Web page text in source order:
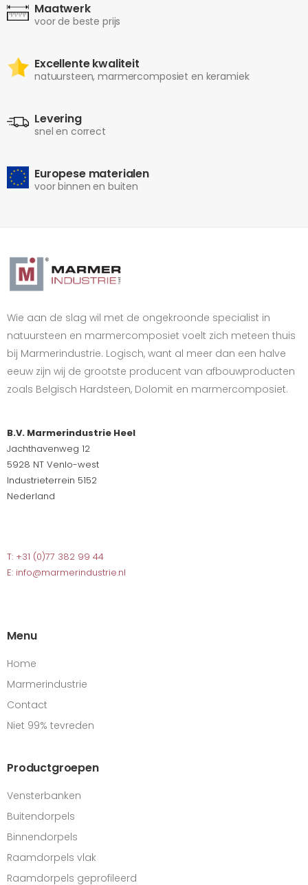
Maatwerk
voor de beste prijs
Excellente kwaliteit
natuursteen, marmercomposiet en keramiek
Levering
snel en correct
Europese materialen
voor binnen en buiten
Wie aan de slag wil met de ongekroonde specialist in
natuursteen en marmercomposiet voelt zich meteen thuis
bij Marmerindustrie. Logisch, want al meer dan een halve
eeuw zijn wij de grootste producent van afbouwproducten
zoals Belgisch Hardsteen, Dolomit en marmercomposiet.
B.V. Marmerindustrie Heel
Jachthavenweg 12
5928 NT Venlo-west
Industrieterrein 5152
Nederland
T: +31 (0)77 382 99 44
E: info@marmerindustrie.nl
Menu
Home
Marmerindustrie
Contact
Niet 99% tevreden
Productgroepen
Vensterbanken
Buitendorpels
Binnendorpels
Raamdorpels vlak
Raamdorpels geprofileerd